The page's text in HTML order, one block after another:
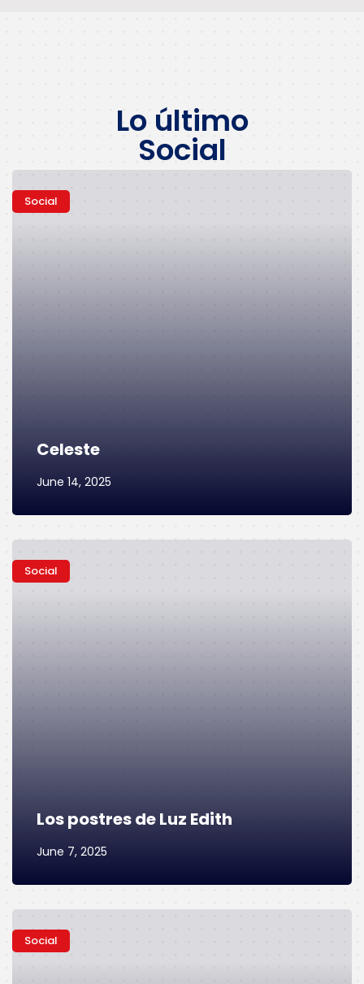
Lo último
Social
Social
Celeste
June 14, 2025
Social
Los postres de Luz Edith
June 7, 2025
Social